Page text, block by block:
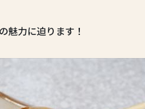
魅力に迫ります！